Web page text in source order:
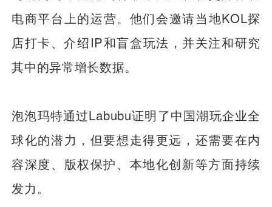
电商平台上的运营。他们会邀请当地KOL探
店打卡、介绍IP和盲盒玩法，并关注和研究
其中的异常增长数据。
泡泡玛特通过Labubu证明了中国潮玩企业全
球化的潜力，但要想走得更远，还需要在内
容深度、版权保护、本地化创新等方面持续
发力。